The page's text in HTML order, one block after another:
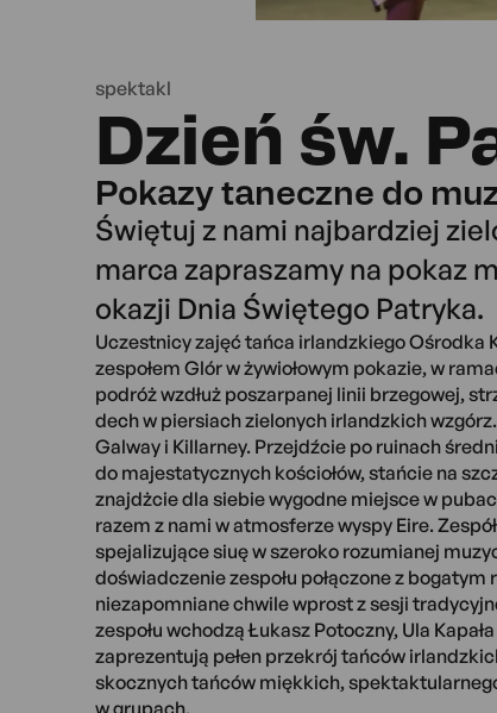
Dzień św.
Pokazy taneczne do
spektakl
Świętuj z nami najbardziej
marca zapraszamy na pokaz
okazji Dnia Świętego Patryka.
Uczestnicy zajęć tańca irlandzkiego Ośrodka
zespołem Glór w żywiołowym pokazie, w
podróż wzdłuż poszarpanej linii brzegowej,
dech w piersiach zielonych irlandzkich
Galway i Killarney. Przejdźcie po ruinach
do majestatycznych kościołów, stańcie na
znajdżcie dla siebie wygodne miejsce w
razem z nami w atmosferze wyspy Eire.
spejalizujące siuę w szeroko rozumianej
doświadczenie zespołu połączone z
niezapomniane chwile wprost z sesji
zespołu wchodzą Łukasz Potoczny, Ula
zaprezentują pełen przekrój tańców
skocznych tańców miękkich,
w grupach.